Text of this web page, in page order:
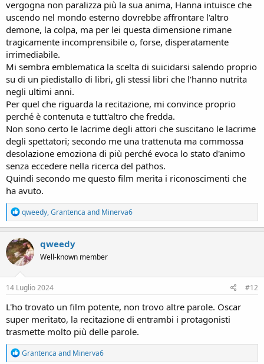
vergogna non paralizza più la sua anima, Hanna intuisce che
uscendo nel mondo esterno dovrebbe affrontare l'altro
demone, la colpa, ma per lei questa dimensione rimane
tragicamente incomprensibile o, forse, disperatamente
irrimediabile.
Mi sembra emblematica la scelta di suicidarsi salendo proprio
su di un piedistallo di libri, gli stessi libri che l'hanno nutrita
negli ultimi anni.
Per quel che riguarda la recitazione, mi convince proprio
perché è contenuta e tutt'altro che fredda.
Non sono certo le lacrime degli attori che suscitano le lacrime
degli spettatori; secondo me una trattenuta ma commossa
desolazione emoziona di più perché evoca lo stato d'animo
senza eccedere nella ricerca del pathos.
Quindi secondo me questo film merita i riconoscimenti che
ha avuto.
R
e
a
c
t
i
o
n
s
qweedy,Grantenca and Minerva6
qweedy
Well-known member
14 Luglio 2024 #12
L'ho trovato un film potente, non trovo altre parole. Oscar
super meritato, la recitazione di entrambi i protagonisti
trasmette molto più delle parole.
R
e
Grantenca and Minerva6